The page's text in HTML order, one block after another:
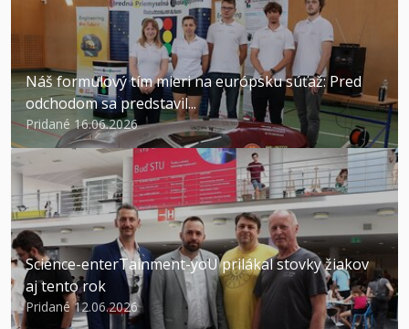
Náš formulový tím mieri na európsku súťaž: Pred
odchodom sa predstavil...
Pridané 16.06.2026
Science-enterTainment-yoU prilákal stovky žiakov
aj tento rok
Pridané 12.06.2026